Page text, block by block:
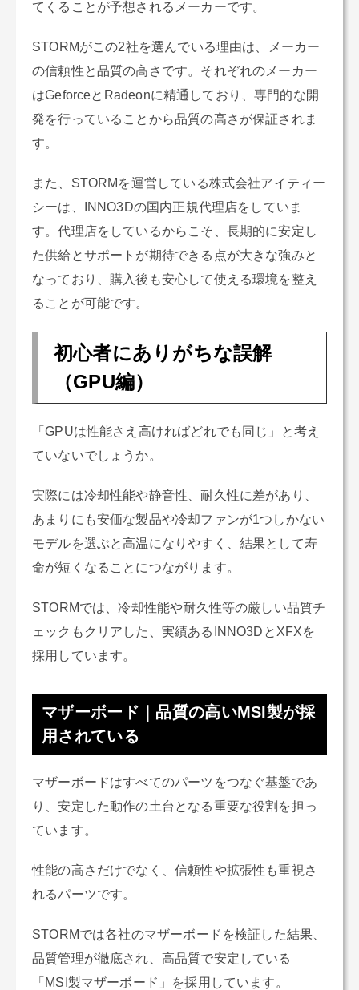
てくることが予想されるメーカーです。
STORMがこの2社を選んでいる理由は、メーカー
の信頼性と品質の高さです。それぞれのメーカー
はGeforceとRadeonに精通しており、専門的な開
発を行っていることから品質の高さが保証されま
す。
また、STORMを運営している株式会社アイティー
シーは、INNO3Dの国内正規代理店をしていま
す。代理店をしているからこそ、長期的に安定し
た供給とサポートが期待できる点が大きな強みと
なっており、購入後も安心して使える環境を整え
ることが可能です。
初心者にありがちな誤解
（GPU編）
「GPUは性能さえ高ければどれでも同じ」と考え
ていないでしょうか。
実際には冷却性能や静音性、耐久性に差があり、
あまりにも安価な製品や冷却ファンが1つしかない
モデルを選ぶと高温になりやすく、結果として寿
命が短くなることにつながります。
STORMでは、冷却性能や耐久性等の厳しい品質チ
ェックもクリアした、実績あるINNO3DとXFXを
採用しています。
マザーボード｜品質の高いMSI製が採
用されている
マザーボードはすべてのパーツをつなぐ基盤であ
り、安定した動作の土台となる重要な役割を担っ
ています。
性能の高さだけでなく、信頼性や拡張性も重視さ
れるパーツです。
STORMでは各社のマザーボードを検証した結果、
品質管理が徹底され、高品質で安定している
「MSI製マザーボード」を採用しています。